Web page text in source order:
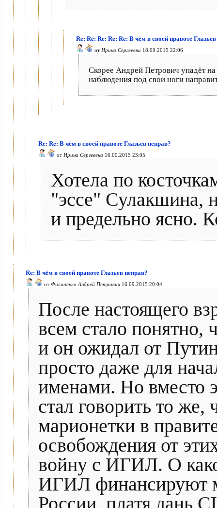
Re: Re: Re: Re: Re: В чём в своей правоте
от Ирина Сергеевна 18.09.2015 22:06
Скорее Андрей Петрович упадёт
наблюдения под свои ноги
Re: Re: В чём в своей правоте Глазьев неправ?
от Ирина Сергеевна 16.09.2015 23:05
Хотела по
"эссе" Сулакшина,
и предельно ясно.
Re: В чём в своей правоте Глазьев неправ?
от Филипенко Андрей Петрович 16.09.2015 20:04
После настоящего
всем стало понятно,
и он ожидал от
просто даже для
именами. Но вместо
стал говорить то же,
марионетки в
освобождения от
войну с ИГИЛ. О
ИГИЛ финансируют
России, платя дань